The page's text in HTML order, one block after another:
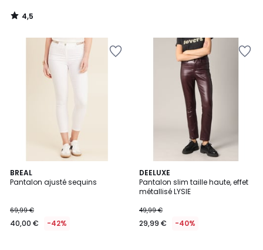
4,5
/
BREAL
Pantalon ajusté sequins
69,99 €
40,00 € -42%
DEELUXE
Pantalon slim taille haute, effet
métallisé LYSIE
49,99 €
29,99 € -40%